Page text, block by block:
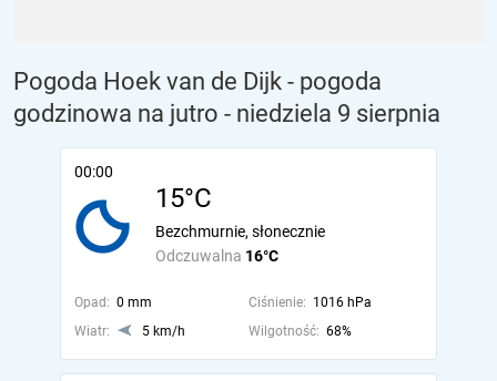
Pogoda Hoek van de Dijk - pogoda
godzinowa na jutro - niedziela 9 sierpnia
00:00
15°C
Odczuwalna 16°C
Bezchmurnie, słonecznie
Opad: 0 mm Ciśnienie: 1016 hPa
Wiatr:
5 km/h Wilgotność: 68%